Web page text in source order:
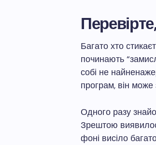
Багато хто
починають
собі не
програм, він може
Одного разу
Зрештою
фоні висіло